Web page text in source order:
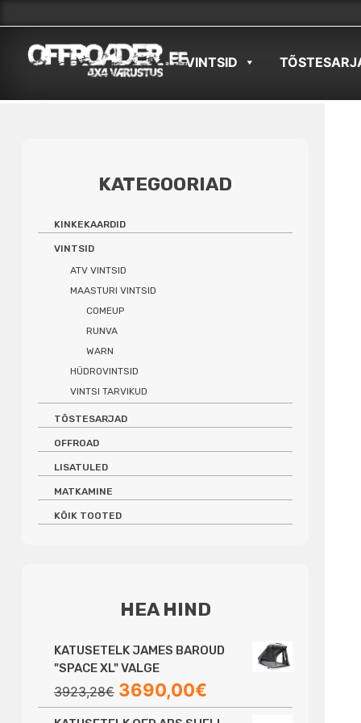
content
VINTSID
KATEGOORIAD
KINKEKAARDID
VINTSID
ATV VINTSID
MAASTURI VINTSID
COMEUP
RUNVA
WARN
HÜDROVINTSID
VINTSI TARVIKUD
TÕSTESARJAD
OFFROAD
LISATULED
MATKAMINE
KÕIK TOOTED
HEA HIND
KATUSETELK JAMES BAROUD
"SPACE XL" VALGE
3923,28€ Algne
hind
3690,00€Praegune
hind